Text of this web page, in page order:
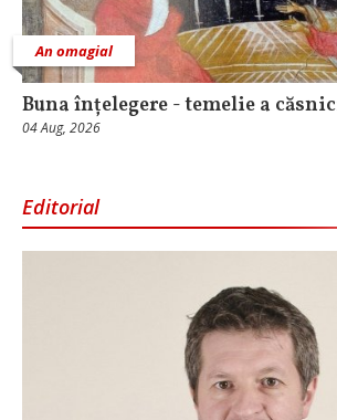
An omagial
Buna înțelegere - temelie a
04 Aug, 2026
Editorial